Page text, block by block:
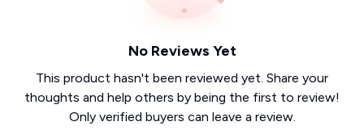
No Reviews Yet
This product hasn't been reviewed yet. Share your
thoughts and help others by being the first to review!
Only verified buyers can leave a review.